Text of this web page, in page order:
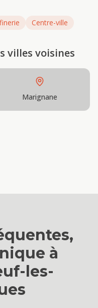
Centre-ville
villes voisines
Marignane
à
les-